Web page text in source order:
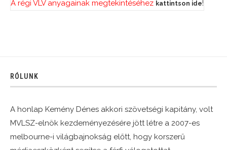
A régi VLV anyagainak megtekintéséhez kattintson ide!
RÓLUNK
A honlap Kemény Dénes akkori szövetségi kapitány, volt
MVLSZ-elnök kezdeményezésére jött létre a 2007-es
melbourne-i világbajnokság előtt, hogy korszerű